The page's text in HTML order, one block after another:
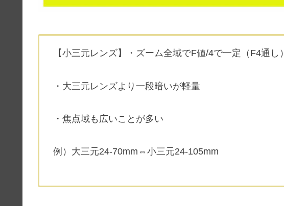
【小三元レンズ】・ズーム全域でF値/4で一定（F4通し）
・大三元レンズより一段暗いが軽量
・焦点域も広いことが多い
例）大三元24-70mm⇔小三元24-105mm